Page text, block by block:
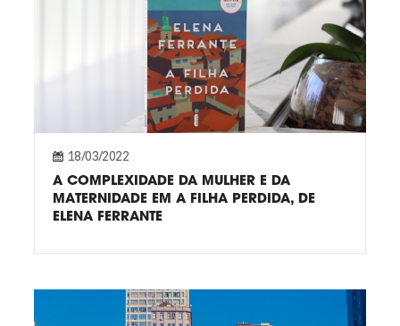
18/03/2022
A COMPLEXIDADE DA MULHER E DA
MATERNIDADE EM A FILHA PERDIDA, DE
ELENA FERRANTE